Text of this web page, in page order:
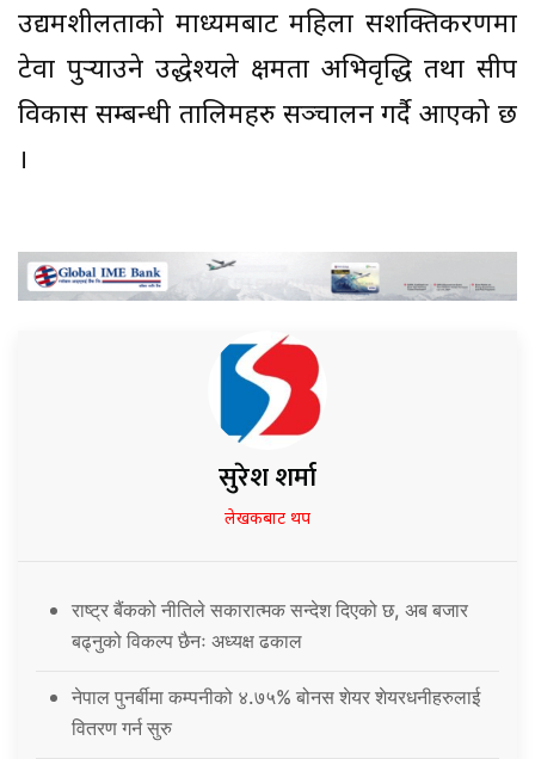
उद्यमशीलताको माध्यमबाट महिला सशक्तिकरणमा
टेवा पुर्‍याउने उद्धेश्यले क्षमता अभिवृद्धि तथा सीप
विकास सम्बन्धी तालिमहरु सञ्चालन गर्दै आएको छ
।
सुरेश शर्मा
लेखकबाट थप
राष्ट्र बैंकको नीतिले सकारात्मक सन्देश दिएको छ, अब बजार
बढ्नुको विकल्प छैनः अध्यक्ष ढकाल
नेपाल पुनर्बीमा कम्पनीको ४.७५% बोनस शेयर शेयरधनीहरुलाई
वितरण गर्न सुरु